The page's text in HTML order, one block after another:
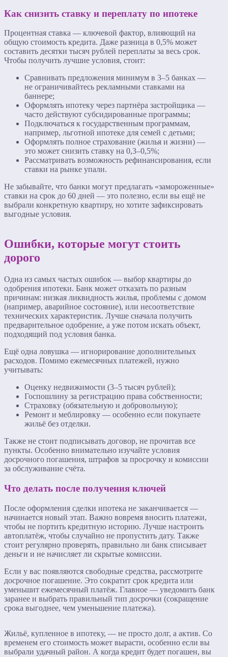
Как снизить ставку и переплату по ипотеке
Процентная ставка — ключевой фактор, влияющий на
общую стоимость кредита. Даже разница в 0,5% может
составить десятки тысяч рублей переплаты за весь срок.
Чтобы получить лучшие условия, стоит:
Сравнивать предложения минимум в 3–5 банках —
не ограничивайтесь рекламными ставками на
баннере;
Оформлять ипотеку через партнёра застройщика —
часто действуют субсидированные программы;
Подключаться к государственным программам,
например, льготной ипотеке для семей с детьми;
Оформлять полное страхование (жилья и жизни) —
это может снизить ставку на 0,3–0,5%;
Рассматривать возможность рефинансирования, если
ставки на рынке упали.
Не забывайте, что банки могут предлагать «замороженные»
ставки на срок до 60 дней — это полезно, если вы ещё не
выбрали конкретную квартиру, но хотите зафиксировать
выгодные условия.
Ошибки, которые могут стоить
дорого
Одна из самых частых ошибок — выбор квартиры до
одобрения ипотеки. Банк может отказать по разным
причинам: низкая ликвидность жилья, проблемы с домом
(например, аварийное состояние), или несоответствие
технических характеристик. Лучше сначала получить
предварительное одобрение, а уже потом искать объект,
подходящий под условия банка.
Ещё одна ловушка — игнорирование дополнительных
расходов. Помимо ежемесячных платежей, нужно
учитывать:
Оценку недвижимости (3–5 тысяч рублей);
Госпошлину за регистрацию права собственности;
Страховку (обязательную и добровольную);
Ремонт и меблировку — особенно если покупаете
жильё без отделки.
Также не стоит подписывать договор, не прочитав все
пункты. Особенно внимательно изучайте условия
досрочного погашения, штрафов за просрочку и комиссии
за обслуживание счёта.
Что делать после получения ключей
После оформления сделки ипотека не заканчивается —
начинается новый этап. Важно вовремя вносить платежи,
чтобы не портить кредитную историю. Лучше настроить
автоплатёж, чтобы случайно не пропустить дату. Также
стоит регулярно проверять, правильно ли банк списывает
деньги и не начисляет ли скрытые комиссии.
Если у вас появляются свободные средства, рассмотрите
досрочное погашение. Это сократит срок кредита или
уменьшит ежемесячный платёж. Главное — уведомить банк
заранее и выбрать правильный тип досрочки (сокращение
срока выгоднее, чем уменьшение платежа).
Жильё, купленное в ипотеку, — не просто долг, а актив. Со
временем его стоимость может вырасти, особенно если вы
выбрали удачный район. А когда кредит будет погашен, вы